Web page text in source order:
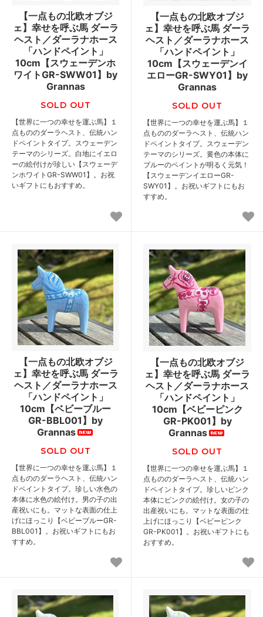
【一点もの北欧オブジ
ェ】幸せを呼ぶ馬 ダーラ
ヘスト／ダーラナホース
「ハンドペイント」
10cm【スウェーデンホ
ワイトGR-SWW01】by
Grannas
SOLD OUT
【世界に一つの幸せを運ぶ馬】１
点もののダーラヘスト、伝統ハン
ドペイントタイプ。スウェーデン
テーマのシリーズ。白地にイエロ
ーの絵付けが珍しい【スウェーデ
ンホワイトGR-SWW01】。お祝
いギフトにもおすすめ。
【一点もの北欧オブジ
ェ】幸せを呼ぶ馬 ダーラ
ヘスト／ダーラナホース
「ハンドペイント」
10cm【スウェーデンイ
エローGR-SWY01】by
Grannas
SOLD OUT
【世界に一つの幸せを運ぶ馬】１
点もののダーラヘスト、伝統ハン
ドペイントタイプ。スウェーデン
テーマのシリーズ。黄色の本体に
ブルーのペイントが明るく元気！
【スウェーデンイエローGR-
SWY01】。お祝いギフトにもお
すすめ。
【一点もの北欧オブジ
ェ】幸せを呼ぶ馬 ダーラ
ヘスト／ダーラナホース
「ハンドペイント」
10cm【ベビーブルー
GR-BBL001】by
Grannas
SOLD OUT
【世界に一つの幸せを運ぶ馬】１
点もののダーラヘスト、伝統ハン
ドペイントタイプ。珍しい水色の
本体に水色の絵付け。男の子の出
産祝いにも。マットな表面の仕上
げにほっこり【ベビーブルーGR-
BBL001】。お祝いギフトにもお
すすめ。
【一点もの北欧オブジ
ェ】幸せを呼ぶ馬 ダーラ
ヘスト／ダーラナホース
「ハンドペイント」
10cm【ベビーピンク
GR-PK001】by
Grannas
SOLD OUT
【世界に一つの幸せを運ぶ馬】１
点もののダーラヘスト、伝統ハン
ドペイントタイプ。珍しいピンク
本体にピンクの絵付け。女の子の
出産祝いにも。マットな表面の仕
上げにほっこり【ベビーピンク
GR-PK001】。お祝いギフトにも
おすすめ。